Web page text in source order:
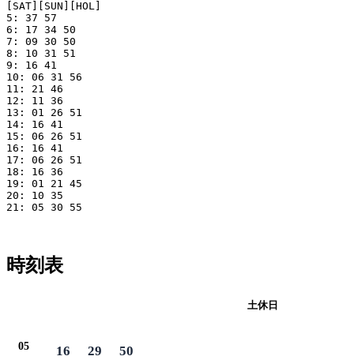
[SAT][SUN][HOL]
5: 37 57
6: 17 34 50
7: 09 30 50
8: 10 31 51
9: 16 41
10: 06 31 56
11: 21 46
12: 11 36
13: 01 26 51
14: 16 41
15: 06 26 51
16: 16 41
17: 06 26 51
18: 16 36
19: 01 21 45
20: 10 35
21: 05 30 55
時刻表
土休日
05 16 29 50